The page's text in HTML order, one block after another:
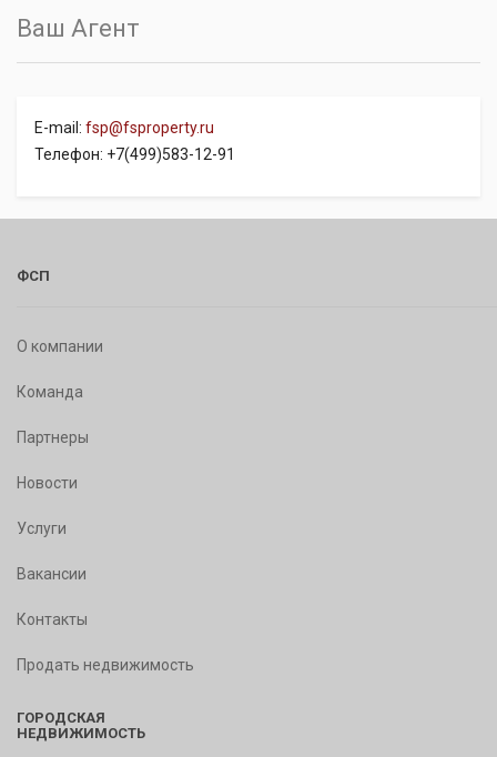
Ваш Агент
E-mail: fsp@fsproperty.ru
Телефон: +7(499)583-12-91
ФСП
О компании
Команда
Партнеры
Новости
Услуги
Вакансии
Контакты
Продать недвижимость
ГОРОДСКАЯ
НЕДВИЖИМОСТЬ